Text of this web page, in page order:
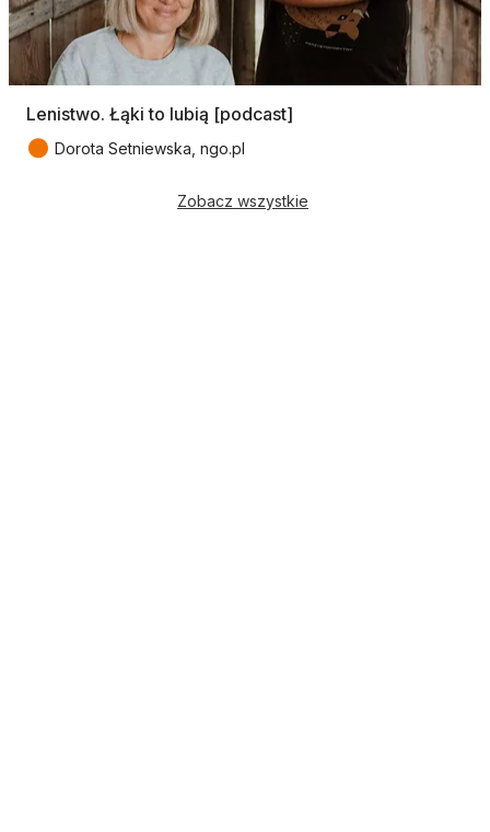
Lenistwo. Łąki to lubią [podcast]
● Dorota Setniewska, ngo.pl
Zobacz wszystkie